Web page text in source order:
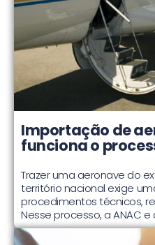
Importação de
funciona o
Trazer uma aeronave do
território nacional exige
procedimentos técnicos,
Nesse processo, a ANAC